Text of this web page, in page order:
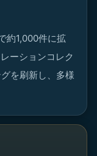
約1,000件に拡
ーションコレク
を刷新し、多様